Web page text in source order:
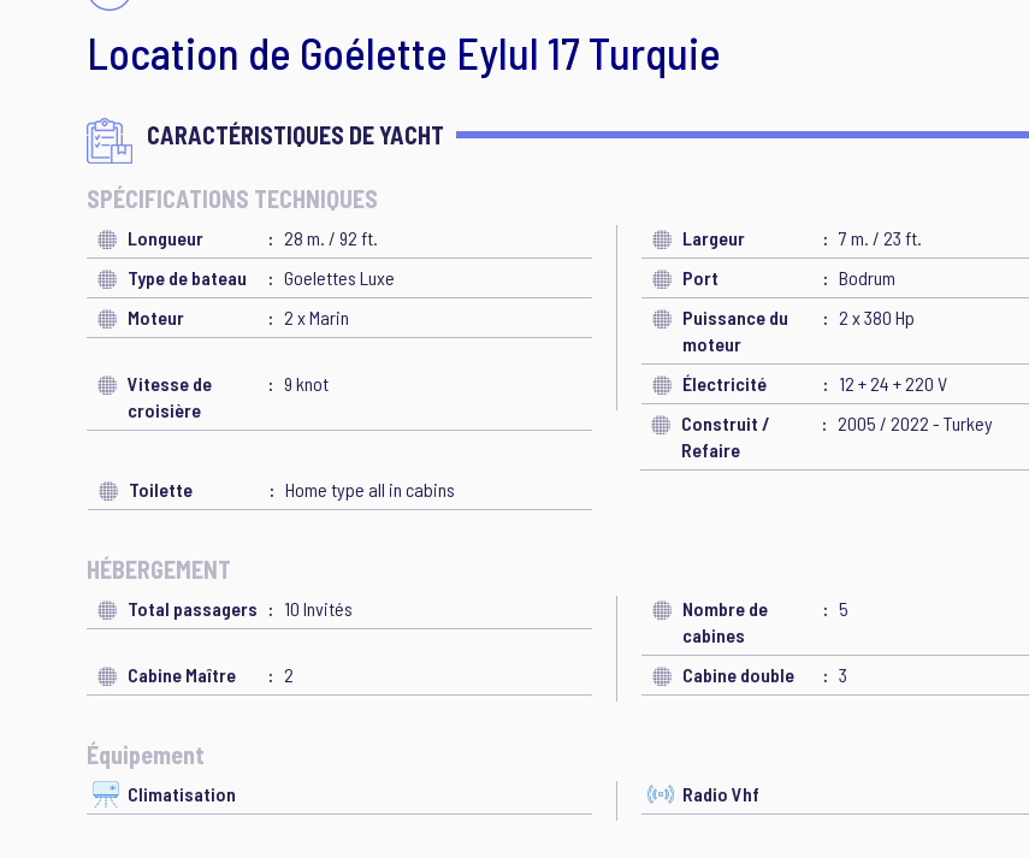
Location de Goélette Eylul 17 Turquie
CARACTÉRISTIQUES DE YACHT
SPÉCIFICATIONS TECHNIQUES
Longueur 28 m. / 92 ft. Largeur
7 m. / 23 ft.
Type de bateau
Goelettes Luxe Port
Bodrum
Moteur
2 x Marin
Puissance du
moteur
2 x 380 Hp
Vitesse de
croisière
9 knot Électricité
12 + 24 + 220 V
Construit /
Refaire
2005 / 2022 - Turkey
Toilette Home type all in cabins
HÉBERGEMENT
Total passagers 10 Invités
Nombre de
cabines
5
Cabine Maître 2 Cabine double 3
Équipement
Climatisation Radio Vhf